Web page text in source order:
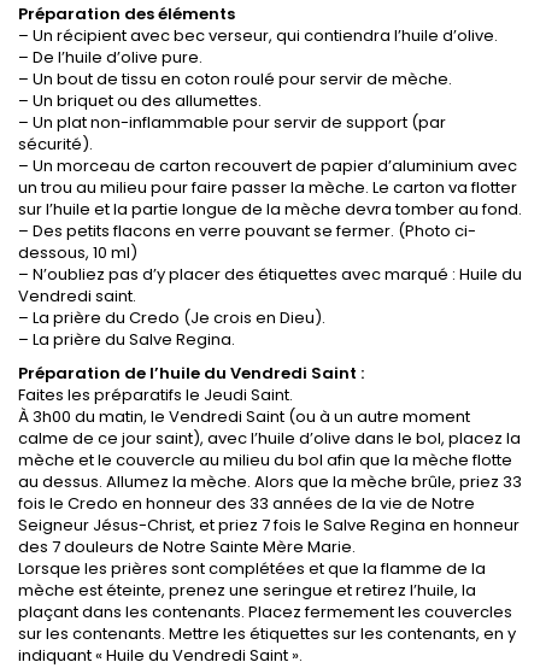
Préparation des éléments
– Un récipient avec bec verseur, qui contiendra l’huile d’olive.
– De l’huile d’olive pure.
– Un bout de tissu en coton roulé pour servir de mèche.
– Un briquet ou des allumettes.
– Un plat non-inflammable pour servir de support (par
sécurité).
– Un morceau de carton recouvert de papier d’aluminium avec
un trou au milieu pour faire passer la mèche. Le carton va flotter
sur l’huile et la partie longue de la mèche devra tomber au fond.
– Des petits flacons en verre pouvant se fermer. (Photo ci-
dessous, 10 ml)
– N’oubliez pas d’y placer des étiquettes avec marqué : Huile du
Vendredi saint.
– La prière du Credo (Je crois en Dieu).
– La prière du Salve Regina.
Préparation de l’huile du Vendredi Saint :
Faites les préparatifs le Jeudi Saint.
À 3h00 du matin, le Vendredi Saint (ou à un autre moment
calme de ce jour saint), avec l’huile d’olive dans le bol, placez la
mèche et le couvercle au milieu du bol afin que la mèche flotte
au dessus. Allumez la mèche. Alors que la mèche brûle, priez 33
fois le Credo en honneur des 33 années de la vie de Notre
Seigneur Jésus-Christ, et priez 7 fois le Salve Regina en honneur
des 7 douleurs de Notre Sainte Mère Marie.
Lorsque les prières sont complétées et que la flamme de la
mèche est éteinte, prenez une seringue et retirez l’huile, la
plaçant dans les contenants. Placez fermement les couvercles
sur les contenants. Mettre les étiquettes sur les contenants, en y
indiquant « Huile du Vendredi Saint ».